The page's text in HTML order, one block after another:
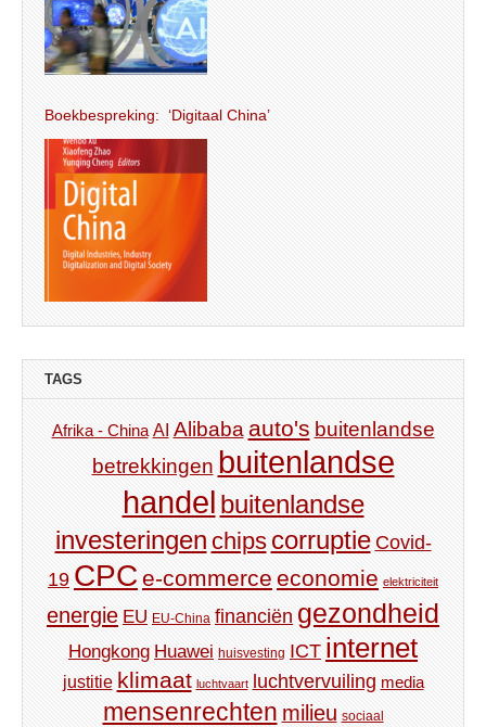
Boekbespreking: ‘Digitaal China’
TAGS
Afrika - China AI Alibaba auto's buitenlandse
betrekkingen buitenlandse
handel buitenlandse
investeringen chips corruptie Covid-
19 CPC e-commerce economie elektriciteit
energie EU EU-China financiën gezondheid
Hongkong Huawei huisvesting ICT internet
justitie klimaat luchtvaart luchtvervuiling media
mensenrechten milieu sociaal